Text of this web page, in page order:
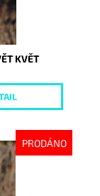
KVĚT
PRODÁNO